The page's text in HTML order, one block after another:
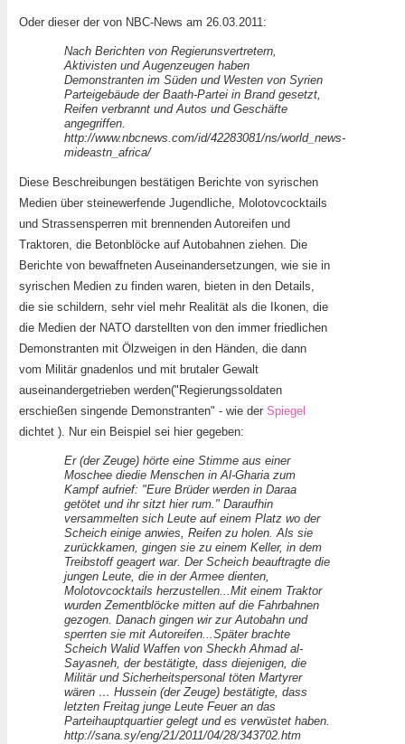
Oder dieser der von NBC-News am 26.03.2011:
Nach Berichten von Regierunsvertretern,
Aktivisten und Augenzeugen haben
Demonstranten im Süden und Westen von Syrien
Parteigebäude der Baath-Partei in Brand gesetzt,
Reifen verbrannt und Autos und Geschäfte
angegriffen.
http://www.nbcnews.com/id/42283081/ns/world_news-
mideastn_africa/
Diese Beschreibungen bestätigen Berichte von syrischen
Medien über steinewerfende Jugendliche, Molotovcocktails
und Strassensperren mit brennenden Autoreifen und
Traktoren, die Betonblöcke auf Autobahnen ziehen. Die
Berichte von bewaffneten Auseinandersetzungen, wie sie in
syrischen Medien zu finden waren, bieten in den Details,
die sie schildern, sehr viel mehr Realität als die Ikonen, die
die Medien der NATO darstellten von den immer friedlichen
Demonstranten mit Ölzweigen in den Händen, die dann
vom Militär gnadenlos und mit brutaler Gewalt
auseinandergetrieben werden("Regierungssoldaten
erschießen singende Demonstranten" - wie der Spiegel
dichtet ). Nur ein Beispiel sei hier gegeben:
Er (der Zeuge) hörte eine Stimme aus einer
Moschee diedie Menschen in Al-Gharia zum
Kampf aufrief: "Eure Brüder werden in Daraa
getötet und ihr sitzt hier rum." Daraufhin
versammelten sich Leute auf einem Platz wo der
Scheich einige anwies, Reifen zu holen. Als sie
zurückkamen, gingen sie zu einem Keller, in dem
Treibstoff geagert war. Der Scheich beauftragte die
jungen Leute, die in der Armee dienten,
Molotovcocktails herzustellen...Mit einem Traktor
wurden Zementblöcke mitten auf die Fahrbahnen
gezogen. Danach gingen wir zur Autobahn und
sperrten sie mit Autoreifen...Später brachte
Scheich Walid Waffen von Sheckh Ahmad al-
Sayasneh, der bestätigte, dass diejenigen, die
Militär und Sicherheitspersonal töten Martyrer
wären … Hussein (der Zeuge) bestätigte, dass
letzten Freitag junge Leute Feuer an das
Parteihauptquartier gelegt und es verwüstet haben.
http://sana.sy/eng/21/2011/04/28/343702.htm